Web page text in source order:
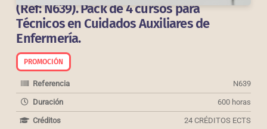
(Ref: N639). Pack de 4 cursos para
Técnicos en Cuidados Auxiliares de
Enfermería.
PROMOCIÓN
Referencia N639
Duración 600 horas
Créditos 24 CRÉDITOS ECTS